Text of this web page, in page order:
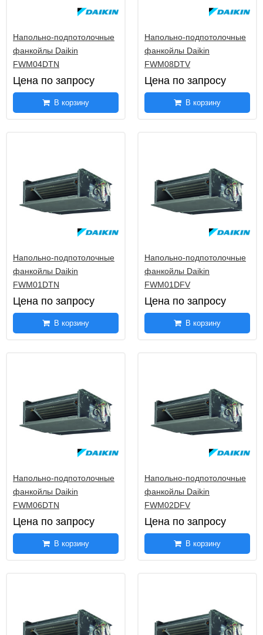
Напольно-подпотолочные
фанкойлы Daikin
FWM04DTN
Цена по запросу
В корзину
Напольно-подпотолочные
фанкойлы Daikin
FWM08DTV
Цена по запросу
В корзину
Напольно-подпотолочные
фанкойлы Daikin
FWM01DTN
Цена по запросу
В корзину
Напольно-подпотолочные
фанкойлы Daikin
FWM01DFV
Цена по запросу
В корзину
Напольно-подпотолочные
фанкойлы Daikin
FWM06DTN
Цена по запросу
В корзину
Напольно-подпотолочные
фанкойлы Daikin
FWM02DFV
Цена по запросу
В корзину